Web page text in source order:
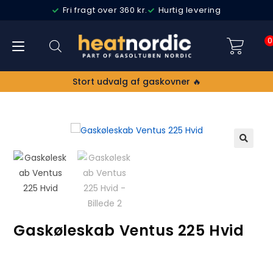
Fri fragt over 360 kr. Hurtig levering
0
Stort udvalg af gaskovner 🔥
Gaskøleskab Ventus 225 Hvid